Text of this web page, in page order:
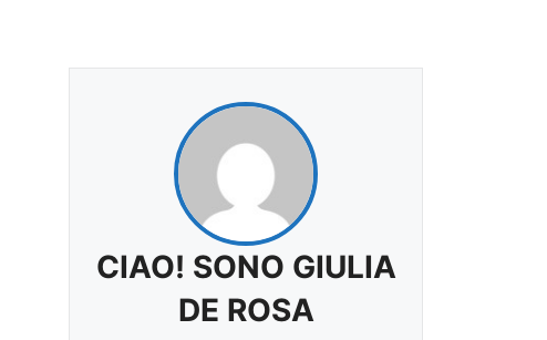
CIAO! SONO GIULIA
DE ROSA